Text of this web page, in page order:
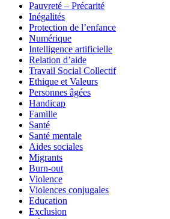
Pauvreté – Précarité
Inégalités
Protection de l’enfance
Numérique
Intelligence artificielle
Relation d’aide
Travail Social Collectif
Ethique et Valeurs
Personnes âgées
Handicap
Famille
Santé
Santé mentale
Aides sociales
Migrants
Burn-out
Violence
Violences conjugales
Education
Exclusion